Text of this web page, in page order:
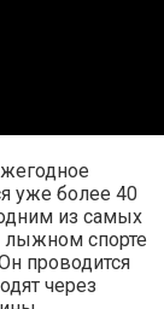
уже более 40
из самых
лыжном спорте
проводится
через